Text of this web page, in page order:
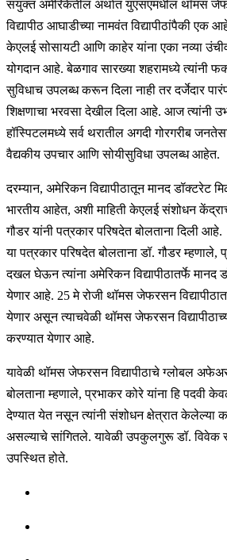
संयुक्त अमेरिकेतील अर्थात युएसएमधील थॉमस
विद्यापीठ आघाडीच्या नामवंत विद्यापीठांपैकी एक
केएलई सोसायटी आणि काहेर यांना एका नव्या
योगदान आहे. बेळगाव सारख्या शहरामध्ये त्यांनी
सुविधाच उपलब्ध करून दिला नाही तर दर्जेदार
शिक्षणाचा भरवसा देखील दिला आहे. आज त्यांनी
हॉस्पिटलमध्ये सर्व थरातील अगदी गोरगरीब
वैद्यकीय उपचार आणि सोयीसुविधा उपलब्ध आहेत.
दरम्यान, अमेरिकन विद्यापीठातून मानद डॉक्टरेट
भारतीय आहेत, अशी माहिती केएलई संशोधन
गौडर यांनी पत्रकार परिषदेत बोलताना दिली आहे.
या पत्रकार परिषदेत बोलताना डॉ. गौडर म्हणाले,
दखल घेऊन त्यांना अमेरिकन विद्यापीठातर्फे मानद
येणार आहे. 25 मे रोजी थॉमस जेफरसन
येणार असून त्याचवेळी थॉमस जेफरसन
करण्यात येणार आहे.
यावेळी थॉमस जेफरसन विद्यापीठाचे ग्लोबल
बोलताना म्हणाले, प्रभाकर कोरे यांना हि
देण्यात येत नसून त्यांनी संशोधन क्षेत्रात केलेल्या
असल्याचे सांगितले. यावेळी उपकुलगुरू डॉ. विवेक
उपस्थित होते.